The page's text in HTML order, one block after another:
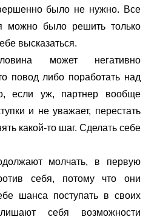
было не нужно. Все
можно было решить только
высказаться.
может негативно
повод либо поработать над
если уж, партнер вообще
и не уважает, перестать
какой-то шаг. Сделать себе
молчать, в первую
себя, потому что они
шанса поступать в своих
себя возможности